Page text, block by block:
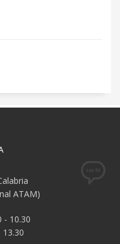
ATAM)
- 10.30
13.30